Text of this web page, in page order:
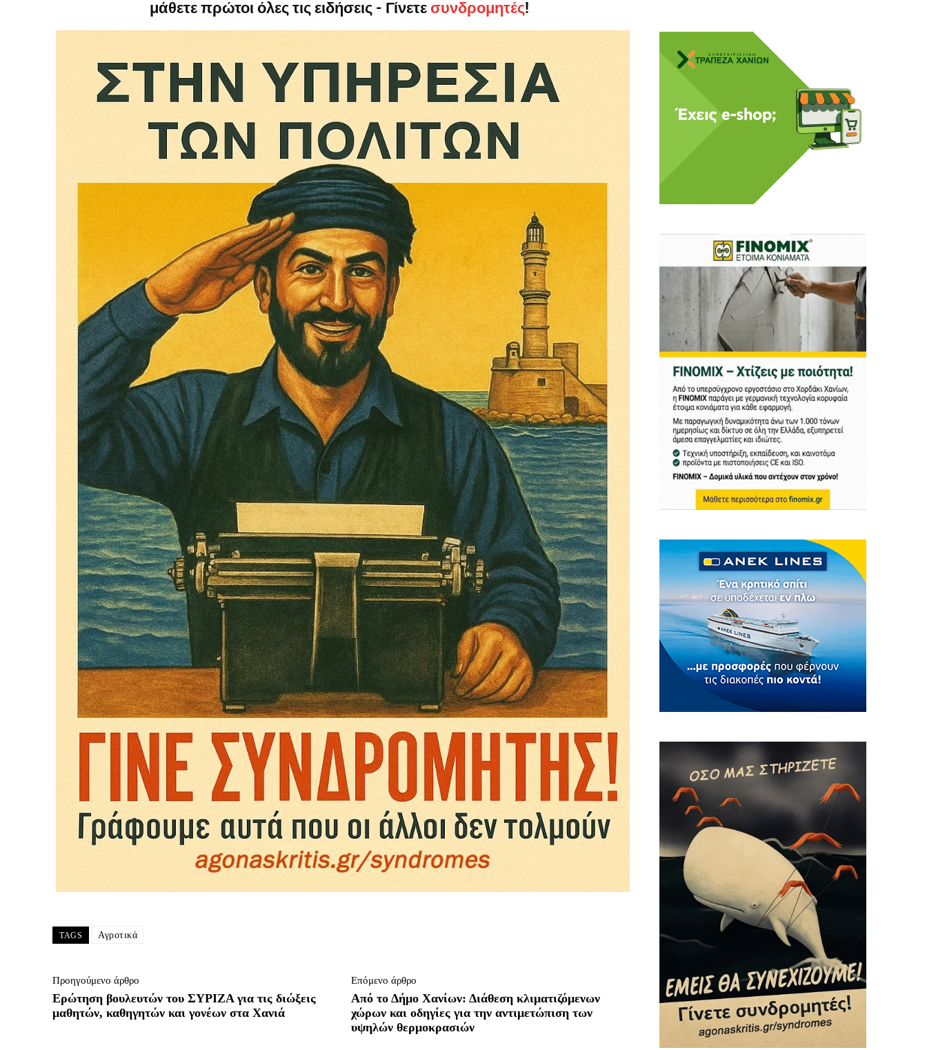
ΕΓΓΡΑΦΕΙΤΕ
Το ξέρουμε…
Το να βλέπετε αυτά τα μηνύματα μπορεί να είναι κουραστικό. Και να είστε σίγουροί ότι ούτε κι εμείς
βρίσκουμε κάποια ευχαρίστηση από το να τα γράφουμε... Όμως αυτό το μήνυμα δεν αφορά εμάς. Αφορά κάτι
πολύ πιο σημαντικό: την επιβίωση της ανεξάρτητης, μαχητικής δημοσιογραφίας στην Kρήτη.
Η στήριξη σας είναι σημαντική γιατί μας επιτρέπει να:
- Κάνουμε ρεπορτάζ χωρίς φόβο και εξαρτήσεις. Κανείς δεν μας υπαγορεύει τι να πούμε ή τι να
αποσιωπήσουμε.
- Κρατάμε τη δημοσιογραφία μας προσβάσιμη σε όλους, ακόμη και σε αυτούς που δεν έχουν την
ικανότητα να πληρώσουν. Χωρίς paywall, χωρίς προνόμια μόνο για όσους έχουν την οικονομική δυνατότητα.
Η απλή αλήθεια είναι ότι τα έσοδα διαρκώς συρρικνώνονται. Αν πιστεύετε ότι μια πραγματικά ελεύθερη
ενημέρωση είναι ζωτικής σημασίας για τη δημοκρατία και τον έλεγχο της εξουσίας, τότε δώστε μας τη δύναμη
να συνεχίσουμε.
Γίνε συνδρομητής
Σας ευχαριστούμε θερμά.
μάθετε πρώτοι όλες τις ειδήσεις - Γίνετε συνδρομητές!
TAGS Αγροτικά
Προηγούμενο άρθρο
Ερώτηση βουλευτών του ΣΥΡΙΖΑ για τις διώξεις
μαθητών, καθηγητών και γονέων στα Χανιά
Επόμενο άρθρο
Από το Δήμο Χανίων: Διάθεση κλιματιζόμενων
χώρων και οδηγίες για την αντιμετώπιση των
υψηλών θερμοκρασιών